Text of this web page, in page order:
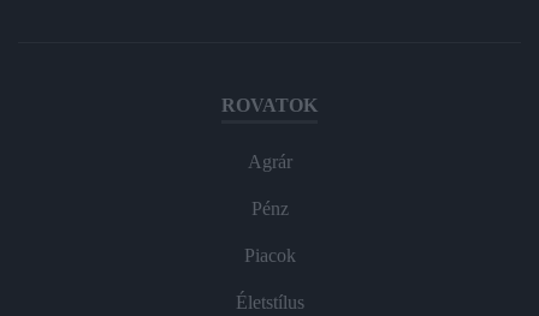
ROVATOK
Agrár
Pénz
Piacok
Életstílus